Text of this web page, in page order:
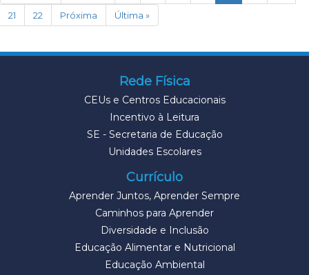
21
22 Próxima Última »
Rede Física
CEUs e Centros Educacionais
Incentivo à Leitura
SE - Secretaria de Educação
Unidades Escolares
Currículo
Aprender Juntos, Aprender Sempre
Caminhos para Aprender
Diversidade e Inclusão
Educação Alimentar e Nutricional
Educação Ambiental